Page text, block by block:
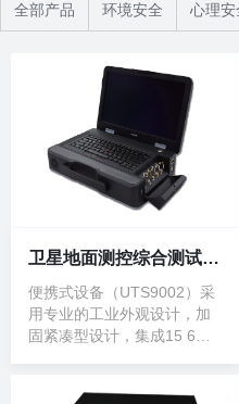
全部产品 环境安全 心理安
卫星地面测控综合测试设备（便携式）
便携式设备（UTS9002）采
用专业的工业外观设计，加
固紧凑型设计，集成15 6寸